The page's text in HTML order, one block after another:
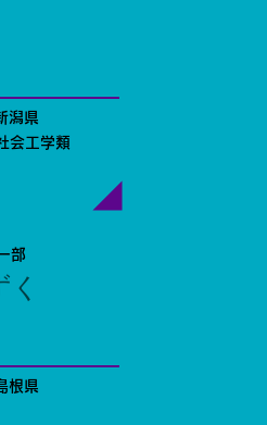
潟県
会工学類
部
根県